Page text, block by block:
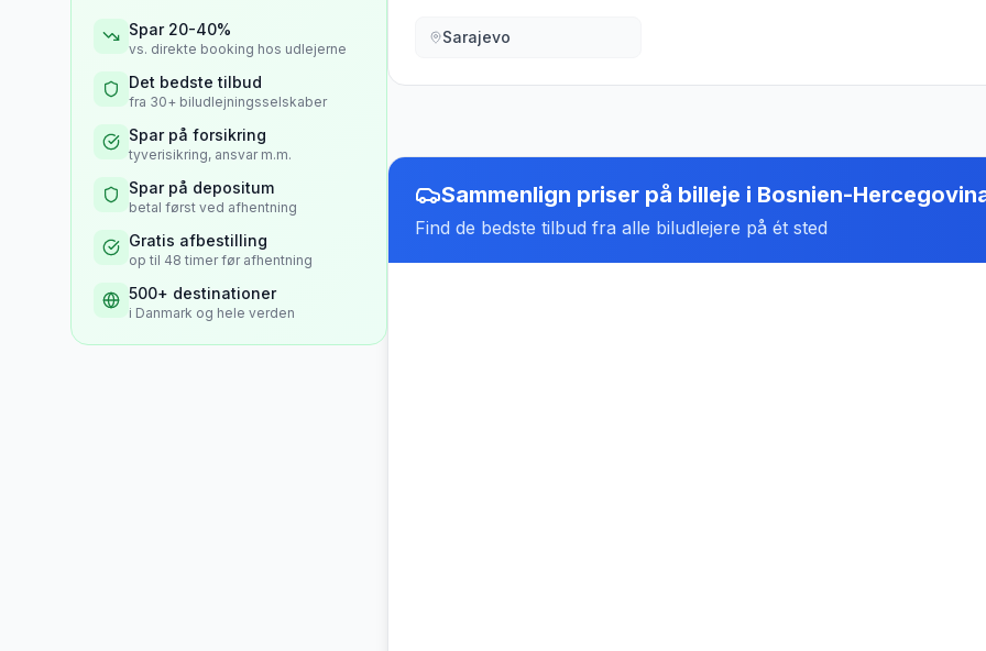
Spar 20-40%
vs. direkte booking hos udlejerne
Det bedste tilbud
fra 30+ biludlejningsselskaber
Spar på forsikring
tyverisikring, ansvar m.m.
Spar på depositum
betal først ved afhentning
Gratis afbestilling
op til 48 timer før afhentning
500+ destinationer
i Danmark og hele verden
Sarajevo
Sammenlign priser på billeje i Bosnien-
Find de bedste tilbud fra alle biludlejere på ét sted